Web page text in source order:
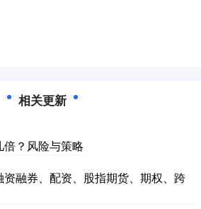
相关更新
？风险与策略
融券、配资、股指期货、期权、跨